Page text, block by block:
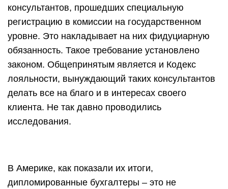
консультантов, прошедших специальную
регистрацию в комиссии на государственном
уровне. Это накладывает на них фидуциарную
обязанность. Такое требование установлено
законом. Общепринятым является и Кодекс
лояльности, вынуждающий таких консультантов
делать все на благо и в интересах своего
клиента. Не так давно проводились
исследования.
В Америке, как показали их итоги,
дипломированные бухгалтеры – это не